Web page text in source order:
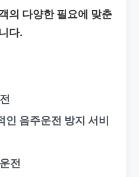
의 다양한 필요에 맞춘
다.
인 음주운전 방지 서비
전